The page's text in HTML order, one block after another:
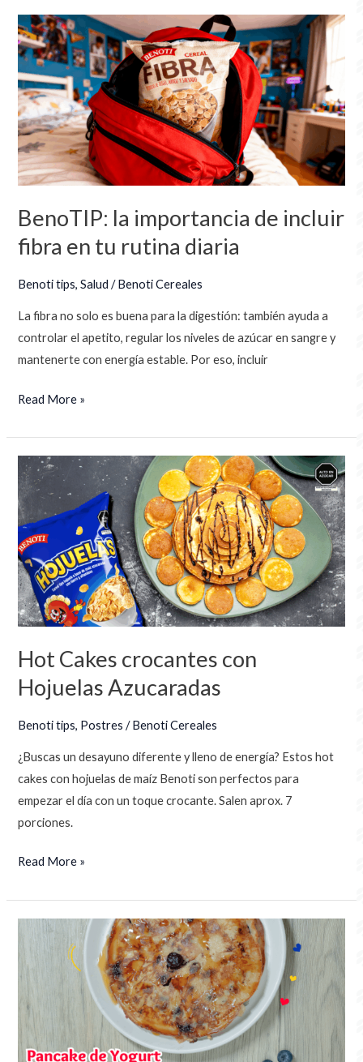
BenoTIP: la importancia de incluir
fibra en tu rutina diaria
Benoti tips,Salud /Benoti Cereales
La fibra no solo es buena para la digestión: también ayuda a
controlar el apetito, regular los niveles de azúcar en sangre y
mantenerte con energía estable. Por eso, incluir
BenoTIP:
la
importancia
de
incluir
fibra
en
tu
diaria
Read More »
Hot Cakes crocantes con
Hojuelas Azucaradas
Benoti tips, Postres /Benoti Cereales
¿Buscas un desayuno diferente y lleno de energía? Estos hot
cakes con hojuelas de maíz Benoti son perfectos para
empezar el día con un toque crocante. Salen aprox. 7
porciones.
Hot
Cakes
crocantes
con
Hojuelas
Azucaradas
Read More »
PANCAKE
DE